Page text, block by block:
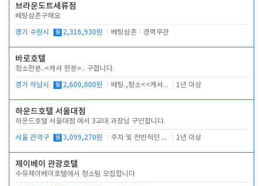
브라운도트세류점
베팅삼촌구해요
경기 수원시 월 2,316,930원 베팅삼촌 경력무관
바로호텔
청소한분..<캐셔 한분>.. 구합니다.
경기 하남시 월 2,600,000원 베팅.,청소<<캐셔 모셔봅니다. 1년 이상
하운드호텔 서울대점
하운드호텔 서울대점 에서 3교대 과장님 구인합니다.
서울 관악구 월 3,099,270원 주차 및 전반적인 당번업무 1년 이상
제이베이 관광호텔
수유제이베이호텔에서 청소팀 모집합니다